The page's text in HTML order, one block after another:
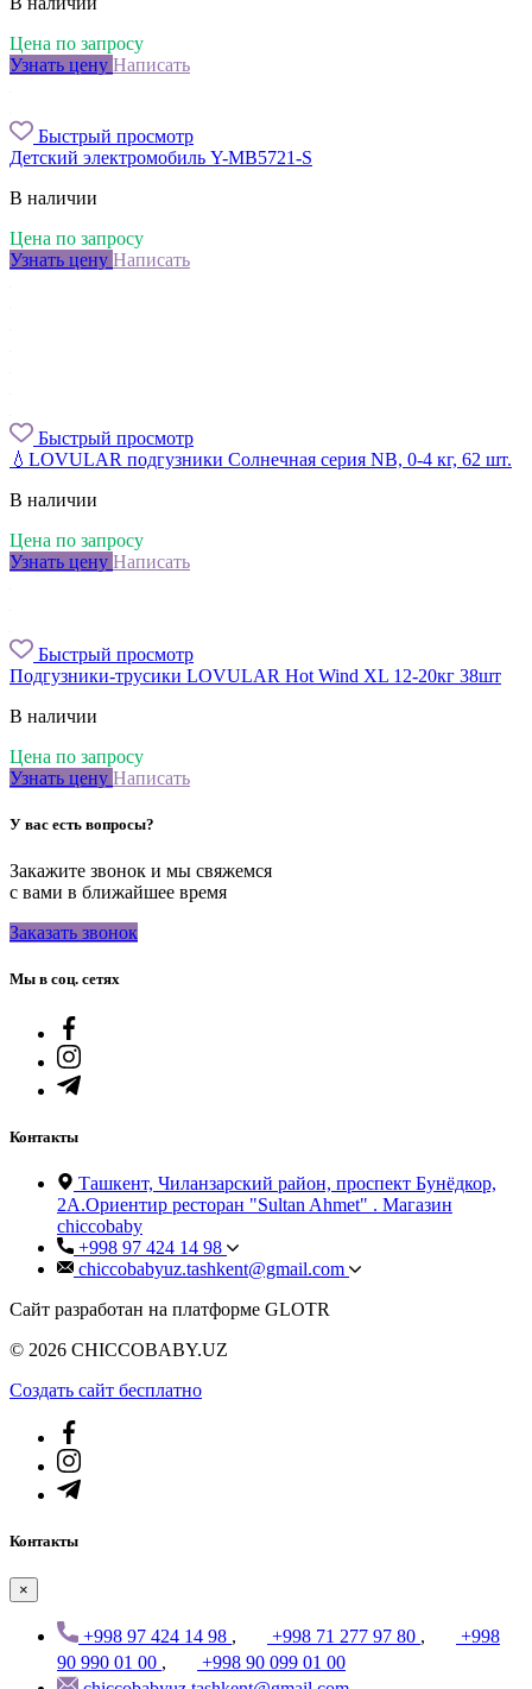
Цена по запросу
Узнать цену Написать
Быстрый просмотр
Детский электромобиль Y-MB5721-S
В наличии
Цена по запросу
Узнать цену Написать
Быстрый просмотр
💧LOVULAR подгузники Солнечная серия NB, 0-4 кг, 62 шт.
В наличии
Цена по запросу
Узнать цену Написать
Быстрый просмотр
Подгузники-трусики LOVULAR Hot Wind XL 12-20кг 38шт
В наличии
Цена по запросу
Узнать цену Написать
У вас есть вопросы?
Закажите звонок и мы свяжемся
с вами в ближайшее время
Заказать звонок
Мы в соц. сетях
Контакты
Ташкент, Чиланзарский район, проспект Бунёдкор,
2А.Ориентир ресторан "Sultan Ahmet" . Магазин
chiccobaby
+998 97 424 14 98
chiccobabyuz.tashkent@gmail.com
Сайт разработан на платформе GLOTR
© 2026 CHICCOBABY.UZ
Создать cайт бесплатно
Контакты
×
+998 97 424 14 98 , +998 71 277 97 80 ,
+998
90 990 01 00 ,
+998 90 099 01 00